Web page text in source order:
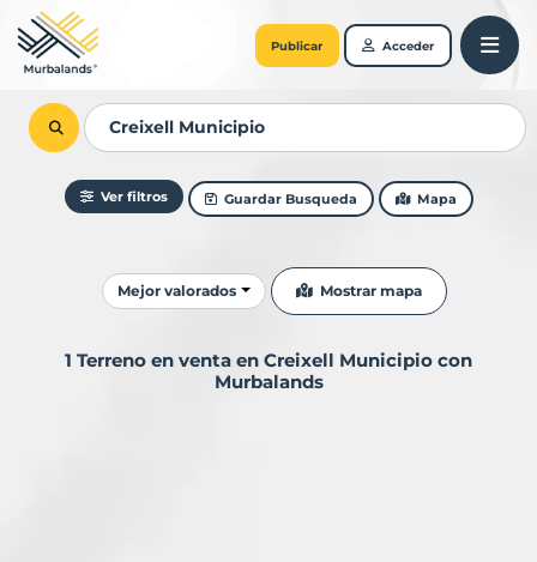
Publicar Acceder
Ver filtros Guardar Busqueda Mapa
Ordenar resultados
Mejor valorados Mostrar mapa
1 Terreno en venta en Creixell Municipio con
Murbalands